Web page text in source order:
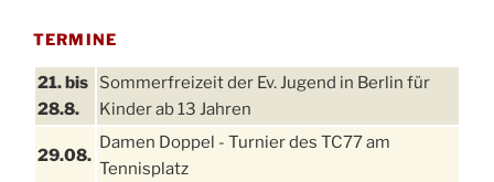
TERMINE
21. bis
28.8.
Sommerfreizeit der Ev. Jugend in Berlin für
Kinder ab 13 Jahren
29.08.
Damen Doppel - Turnier des TC77 am
Tennisplatz